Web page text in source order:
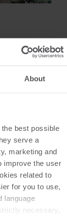
About
best possible
serve a
marketing and
improve the user
related to
for you to use,
language
necessary,
danych
jak również
z
lub na
w prosty
i
jest
i inne